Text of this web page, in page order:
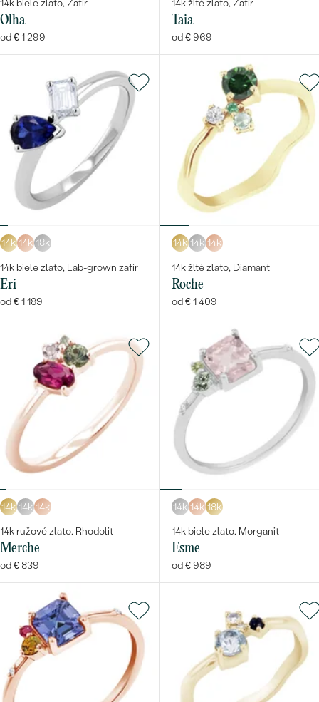
14k biele zlato, Zafír
Olha
od € 1 299
14k žlté zlato, Zafír
Taia
od € 969
14k 14k 18k
14k biele zlato, Lab-grown zafír
Eri
od € 1 189
14k 14k 14k
14k žlté zlato, Diamant
Roche
od € 1 409
14k 14k 14k
14k ružové zlato, Rhodolit
Merche
od € 839
14k 14k 18k
14k biele zlato, Morganit
Esme
od € 989